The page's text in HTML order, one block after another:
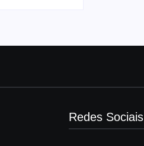
Redes Sociais